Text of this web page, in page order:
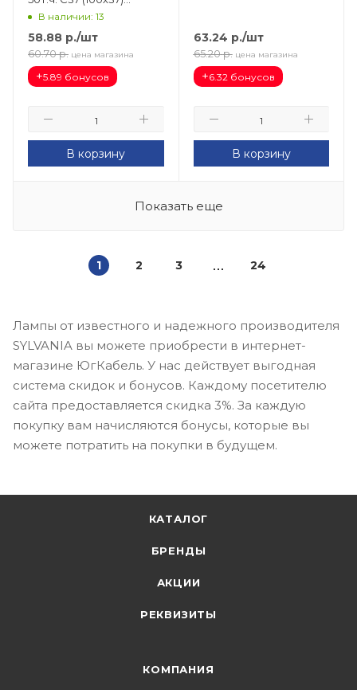
(аналог 60W) свеча LB-
1307 OSRAM LED 38054
В наличии: 13
58.88 р./шт
60.70 р. цена магазина
+5.89 бонусов
В корзину
63.24 р./шт
65.20 р. цена магазина
+6.32 бонусов
В корзину
Показать еще
1 2 3 24
Лампы от известного и надежного производителя
SYLVANIA вы можете приобрести в интернет-
магазине ЮгКабель. У нас действует выгодная
система скидок и бонусов. Каждому посетителю
сайта предоставляется скидка 3%. За каждую
покупку вам начисляются бонусы, которые вы
можете потратить на покупки в будущем.
КАТАЛОГ
БРЕНДЫ
АКЦИИ
РЕКВИЗИТЫ
КОМПАНИЯ